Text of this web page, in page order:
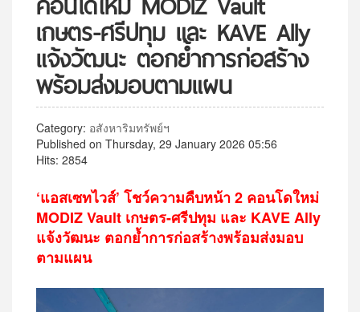
เกษตร-ศรีปทุม และ KAVE Ally
แจ้งวัฒนะ ตอกย้ำการก่อสร้าง
พร้อมส่งมอบตามแผน
Category: อสังหาริมทรัพย์ฯ
Published on Thursday, 29 January 2026 05:56
Hits: 2854
‘แอสเซทไวส์’ โชว์ความคืบหน้า 2 คอนโดใหม่
MODIZ Vault เกษตร-ศรีปทุม และ KAVE Ally
แจ้งวัฒนะ ตอกย้ำการก่อสร้างพร้อมส่งมอบ
ตามแผน